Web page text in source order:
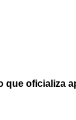
que oficializa